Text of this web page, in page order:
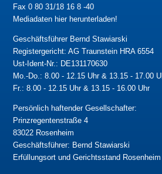
Fax 0 80 31/18 16 8 -40
Mediadaten hier herunterladen!
Geschäftsführer Bernd Stawiarski
Registergericht: AG Traunstein HRA 6554
Ust-Ident-Nr.: DE131170630
Mo.-Do.: 8.00 - 12.15 Uhr & 13.15 - 17.00
Fr.: 8.00 - 12.15 Uhr & 13.15 - 16.00 Uhr
Persönlich haftender Gesellschafter:
Prinzregentenstraße 4
83022 Rosenheim
Geschäftsführer: Bernd Stawiarski
Erfüllungsort und Gerichtsstand Rosenheim